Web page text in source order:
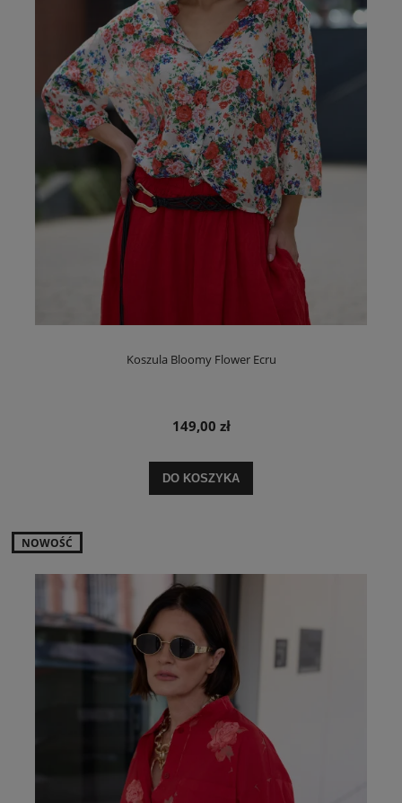
Koszula Bloomy Flower Ecru
149,00 zł
DO KOSZYKA
NOWOŚĆ